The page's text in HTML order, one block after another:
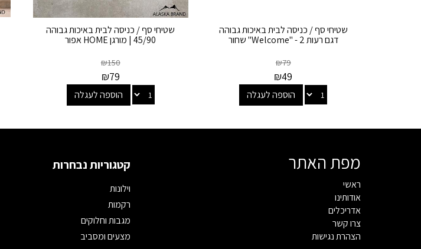
שטיחי סף / כניסה לבית באיכות גבוהה
דגם רעות 2 - "Welcome" שחור
₪79
₪49
הוספה לעגלה
שטיחי סף / כניסה לבית באיכות גבוהה
45/90 | מורגן HOME אפור
₪150
₪79
הוספה לעגלה
מפת האתר
ראשי
אודותינו
אדריכלים
צרו קשר
הצהרת נגישות
קטגוריות נבחרות
וילונות
רקמות
מגבות וחלוקים
מצעים ומסביב